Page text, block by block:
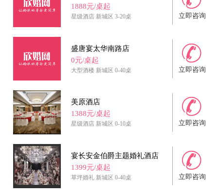
1888元/桌起
星级酒店 新城区 3-20桌 立即咨询
盛唐宴太华南路店
0元/桌起
大型酒楼 新城区 0-40桌 立即咨询
美原酒店
1388元/桌起
星级酒店 新城区 0-10桌 立即咨询
宴长安金伯爵主题婚礼酒店
1399元/桌起
草坪婚礼 新城区 0-40桌 立即咨询